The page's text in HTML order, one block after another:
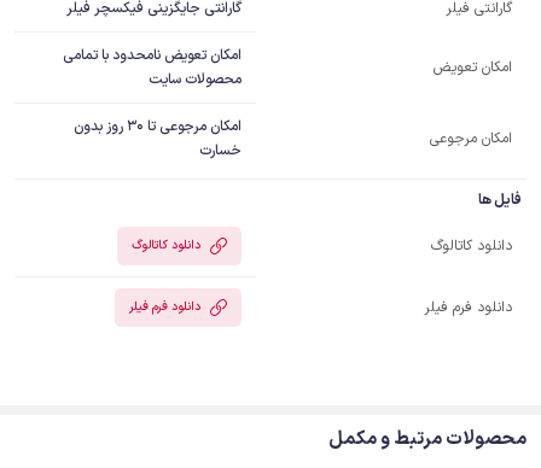
گارانتی فیلر
گارانتی جایگزینی فیکسچر فیلر
امکان تعویض
امکان تعویض نامحدود با تمامی
محصولات سایت
امکان مرجوعی
امکان مرجوعی تا 30 روز بدون
خسارت
فایل ها
دانلود کاتالوگ دانلود کاتالوگ
دانلود فرم فیلر دانلود فرم فیلر
محصولات مرتبط و مکمل